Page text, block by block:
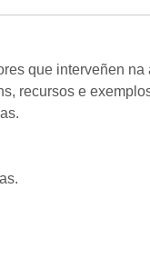
que interveñen
recursos e